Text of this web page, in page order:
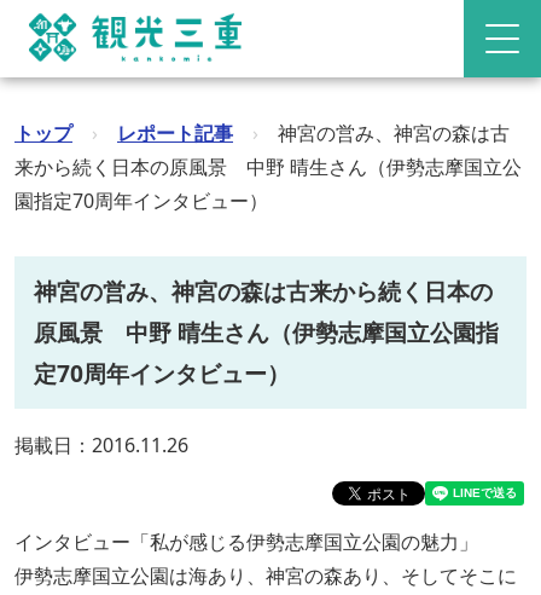
トップ › レポート記事 ›
神宮の営み、神宮の森は古
来から続く日本の原風景 中野 晴生さん（伊勢志摩国立公
園指定70周年インタビュー）
神宮の営み、神宮の森は古来から続く日本の
原風景 中野 晴生さん（伊勢志摩国立公園指
定70周年インタビュー）
掲載日：2016.11.26
インタビュー「私が感じる伊勢志摩国立公園の魅力」
伊勢志摩国立公園は海あり、神宮の森あり、そしてそこに